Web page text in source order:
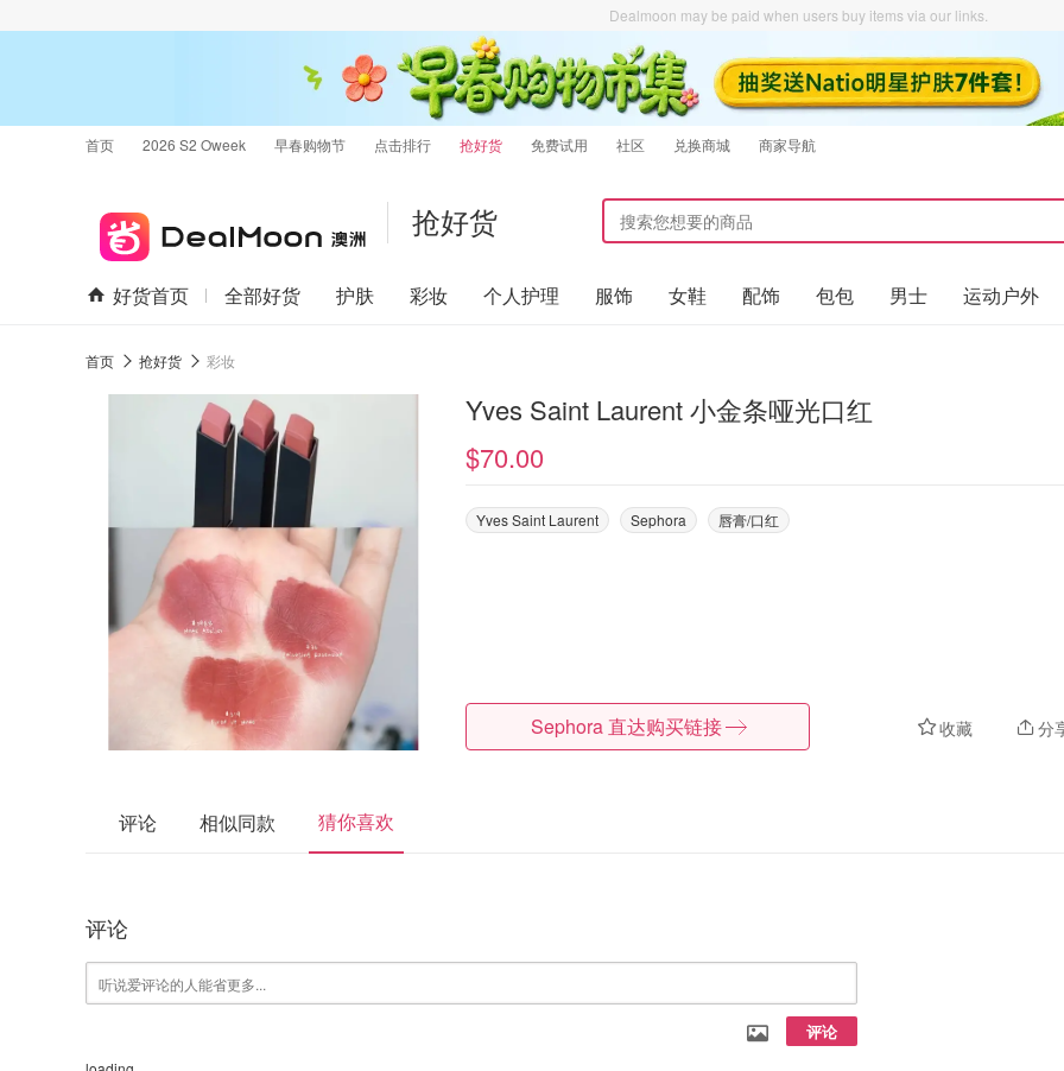
Dealmoon may be paid when users buy items via our links.
首页 2026 S2 Oweek 早春购物节 点击排行 抢好货 免费试用 社区 兑换商城 商家导航
抢好货
好货首页 全部好货 护肤 彩妆 个人护理 服饰 女鞋 配饰 包包 男士 运动户外
首页 抢好货 彩妆
Yves Saint Laurent 小金条哑光口红
$70.00
Yves Saint Laurent Sephora 唇膏/口红
收藏 分
Sephora 直达购买链接
评论 相似同款 猜你喜欢
评论
评论